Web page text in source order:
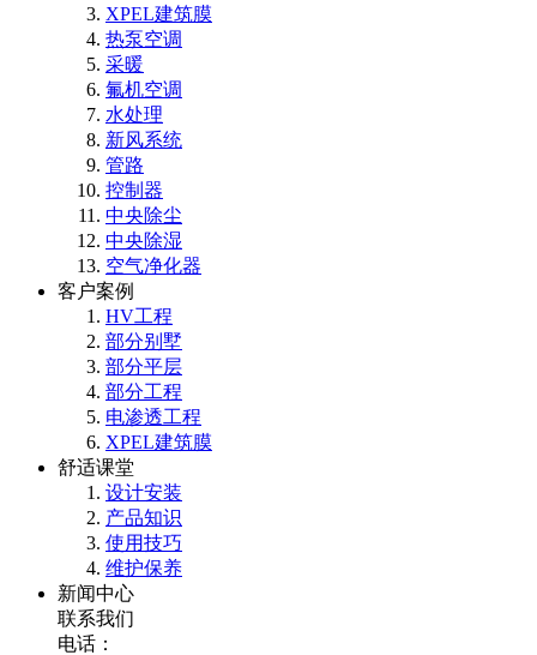
XPEL建筑膜
热泵空调
采暖
氟机空调
水处理
新风系统
管路
控制器
中央除尘
中央除湿
空气净化器
客户案例
HV工程
部分别墅
部分平层
部分工程
电渗透工程
XPEL建筑膜
舒适课堂
设计安装
产品知识
使用技巧
维护保养
新闻中心
联系我们
电话：